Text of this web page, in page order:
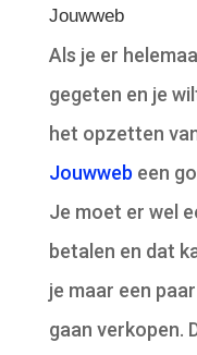
Jouwweb
Als je er
gegeten en je
het opzetten
Jouwweb een
Je moet er wel
betalen en dat
je maar een
gaan verkopen.